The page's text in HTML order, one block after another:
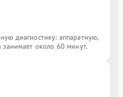
диагностику: аппаратную,
около 60 минут.